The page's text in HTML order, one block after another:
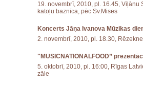
19. novembrī, 2010, pl. 16.45, Viļānu
katoļu baznīca, pēc Sv.Mises
Koncerts Jāņa Ivanova Mūzikas
2. novembrī, 2010, pl. 18.30,
"MUSICNATIONALFOOD”
5. oktobrī, 2010, pl. 16:00, Rīgas
zāle